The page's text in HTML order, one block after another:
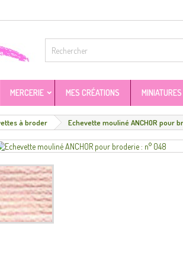
MERCERIE MES CRÉATIONS MINIATURES
à broder Echevette mouliné ANCHOR pour